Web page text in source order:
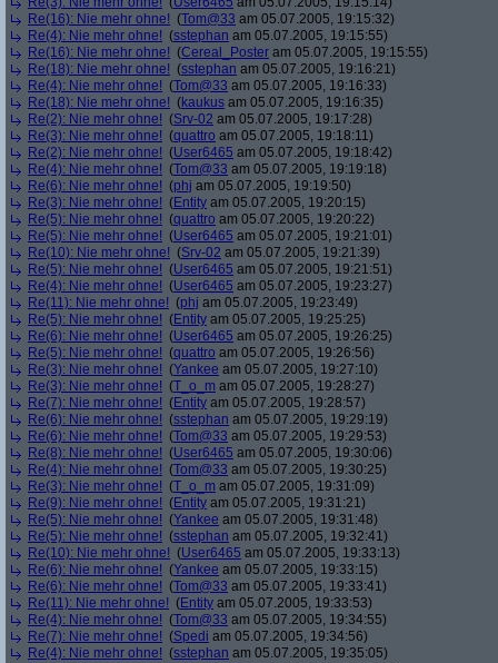
Re(16): Nie mehr ohne! (Tom@33 am 05.07.2005, 19:15:32)
Re(4): Nie mehr ohne! (sstephan am 05.07.2005, 19:15:55)
Re(16): Nie mehr ohne! (Cereal_Poster am 05.07.2005, 19:15:55)
Re(18): Nie mehr ohne! (sstephan am 05.07.2005, 19:16:21)
Re(4): Nie mehr ohne! (Tom@33 am 05.07.2005, 19:16:33)
Re(18): Nie mehr ohne! (kaukus am 05.07.2005, 19:16:35)
Re(2): Nie mehr ohne! (Srv-02 am 05.07.2005, 19:17:28)
Re(3): Nie mehr ohne! (quattro am 05.07.2005, 19:18:11)
Re(2): Nie mehr ohne! (User6465 am 05.07.2005, 19:18:42)
Re(4): Nie mehr ohne! (Tom@33 am 05.07.2005, 19:19:18)
Re(6): Nie mehr ohne! (phj am 05.07.2005, 19:19:50)
Re(3): Nie mehr ohne! (Entity am 05.07.2005, 19:20:15)
Re(5): Nie mehr ohne! (quattro am 05.07.2005, 19:20:22)
Re(5): Nie mehr ohne! (User6465 am 05.07.2005, 19:21:01)
Re(10): Nie mehr ohne! (Srv-02 am 05.07.2005, 19:21:39)
Re(5): Nie mehr ohne! (User6465 am 05.07.2005, 19:21:51)
Re(4): Nie mehr ohne! (User6465 am 05.07.2005, 19:23:27)
Re(11): Nie mehr ohne! (phj am 05.07.2005, 19:23:49)
Re(5): Nie mehr ohne! (Entity am 05.07.2005, 19:25:25)
Re(6): Nie mehr ohne! (User6465 am 05.07.2005, 19:26:25)
Re(5): Nie mehr ohne! (quattro am 05.07.2005, 19:26:56)
Re(3): Nie mehr ohne! (Yankee am 05.07.2005, 19:27:10)
Re(3): Nie mehr ohne! (T_o_m am 05.07.2005, 19:28:27)
Re(7): Nie mehr ohne! (Entity am 05.07.2005, 19:28:57)
Re(6): Nie mehr ohne! (sstephan am 05.07.2005, 19:29:19)
Re(6): Nie mehr ohne! (Tom@33 am 05.07.2005, 19:29:53)
Re(8): Nie mehr ohne! (User6465 am 05.07.2005, 19:30:06)
Re(4): Nie mehr ohne! (Tom@33 am 05.07.2005, 19:30:25)
Re(3): Nie mehr ohne! (T_o_m am 05.07.2005, 19:31:09)
Re(9): Nie mehr ohne! (Entity am 05.07.2005, 19:31:21)
Re(5): Nie mehr ohne! (Yankee am 05.07.2005, 19:31:48)
Re(5): Nie mehr ohne! (sstephan am 05.07.2005, 19:32:41)
Re(10): Nie mehr ohne! (User6465 am 05.07.2005, 19:33:13)
Re(6): Nie mehr ohne! (Yankee am 05.07.2005, 19:33:15)
Re(6): Nie mehr ohne! (Tom@33 am 05.07.2005, 19:33:41)
Re(11): Nie mehr ohne! (Entity am 05.07.2005, 19:33:53)
Re(4): Nie mehr ohne! (Tom@33 am 05.07.2005, 19:34:55)
Re(7): Nie mehr ohne! (Spedi am 05.07.2005, 19:34:56)
Re(4): Nie mehr ohne! (sstephan am 05.07.2005, 19:35:05)